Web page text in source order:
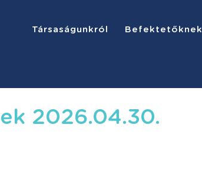
Társaságunkról Befektetőknek
2026.04.30.